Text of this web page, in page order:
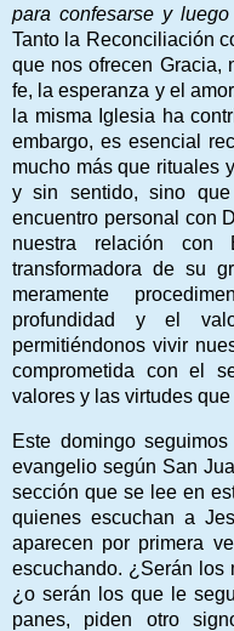
para confesarse y
Tanto la Reconciliación
que nos ofrecen Gracia,
fe, la esperanza y el
la misma Iglesia ha
embargo, es esencial
mucho más que rituales
y sin sentido, sino
encuentro personal con
nuestra relación
transformadora de su
meramente
profundidad y el
permitiéndonos vivir
comprometida con el
valores y las virtudes
Este domingo
evangelio según San
sección que se lee en
quienes escuchan a
aparecen por primera
escuchando. ¿Serán los
¿o serán los que le
panes, piden otro